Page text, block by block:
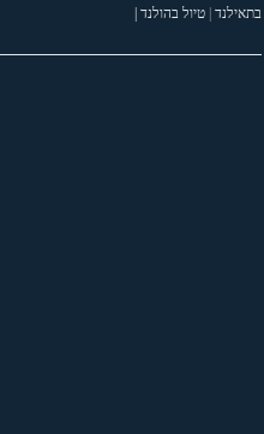
בתאילנד| טיול בהולנד |